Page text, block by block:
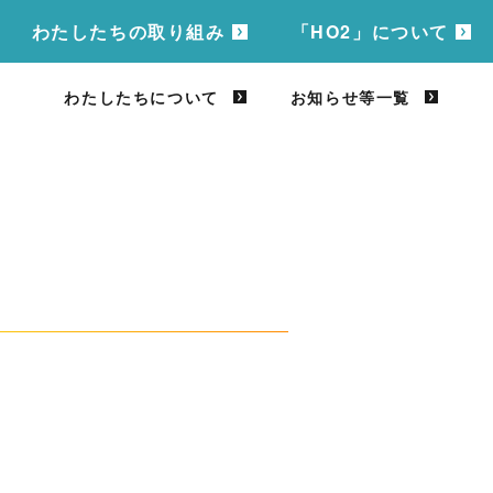
わたしたちの取り組み 「HO2」について
わたしたちについて お知らせ等一覧